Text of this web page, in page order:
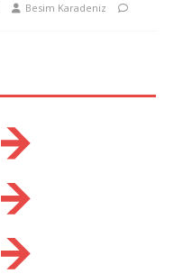
Besim Karadeniz